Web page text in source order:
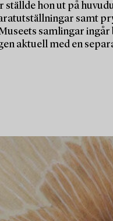
hon ut på
samt
samlingar
aktuell med en